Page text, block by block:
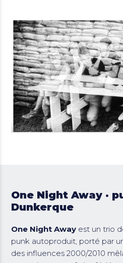
One Night Away ·
Dunkerque
One Night Away est un trio
punk autoproduit, porté par
des influences 2000/2010